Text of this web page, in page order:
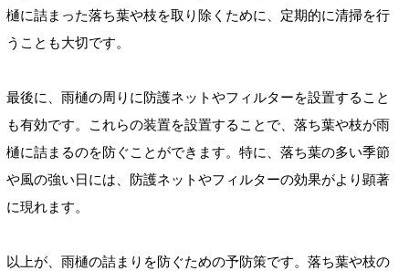
樋に詰まった落ち葉や枝を取り除くために、定期的に清掃を行
うことも大切です。
最後に、雨樋の周りに防護ネットやフィルターを設置すること
も有効です。これらの装置を設置することで、落ち葉や枝が雨
樋に詰まるのを防ぐことができます。特に、落ち葉の多い季節
や風の強い日には、防護ネットやフィルターの効果がより顕著
に現れます。
以上が、雨樋の詰まりを防ぐための予防策です。落ち葉や枝の